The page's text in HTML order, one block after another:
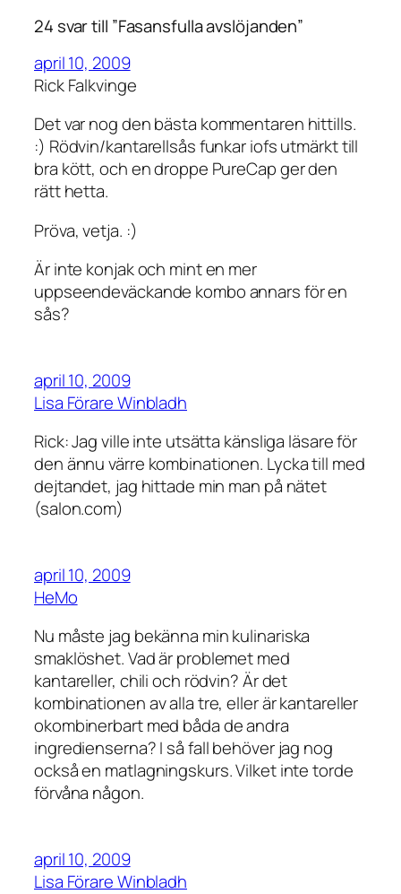
24 svar till ”Fasansfulla avslöjanden”
april 10, 2009
Rick Falkvinge
Det var nog den bästa kommentaren hittills.
:) Rödvin/kantarellsås funkar iofs utmärkt till
bra kött, och en droppe PureCap ger den
rätt hetta.
Pröva, vetja. :)
Är inte konjak och mint en mer
uppseendeväckande kombo annars för en
sås?
april 10, 2009
Lisa Förare Winbladh
Rick: Jag ville inte utsätta känsliga läsare för
den ännu värre kombinationen. Lycka till med
dejtandet, jag hittade min man på nätet
(salon.com)
april 10, 2009
HeMo
Nu måste jag bekänna min kulinariska
smaklöshet. Vad är problemet med
kantareller, chili och rödvin? Är det
kombinationen av alla tre, eller är kantareller
okombinerbart med båda de andra
ingredienserna? I så fall behöver jag nog
också en matlagningskurs. Vilket inte torde
förvåna någon.
april 10, 2009
Lisa Förare Winbladh